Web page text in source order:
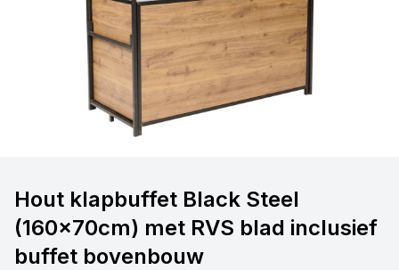
Hout klapbuffet Black Steel
(160x70cm) met RVS blad inclusief
buffet bovenbouw